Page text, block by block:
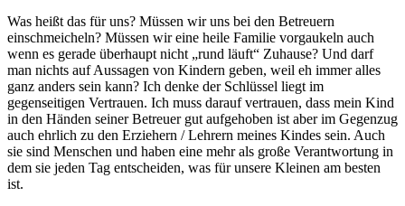
Was heißt das für uns? Müssen wir uns bei den Betreuern
einschmeicheln? Müssen wir eine heile Familie vorgaukeln auch
wenn es gerade überhaupt nicht „rund läuft“ Zuhause? Und darf
man nichts auf Aussagen von Kindern geben, weil eh immer alles
ganz anders sein kann? Ich denke der Schlüssel liegt im
gegenseitigen Vertrauen. Ich muss darauf vertrauen, dass mein Kind
in den Händen seiner Betreuer gut aufgehoben ist aber im Gegenzug
auch ehrlich zu den Erziehern / Lehrern meines Kindes sein. Auch
sie sind Menschen und haben eine mehr als große Verantwortung in
dem sie jeden Tag entscheiden, was für unsere Kleinen am besten
ist.